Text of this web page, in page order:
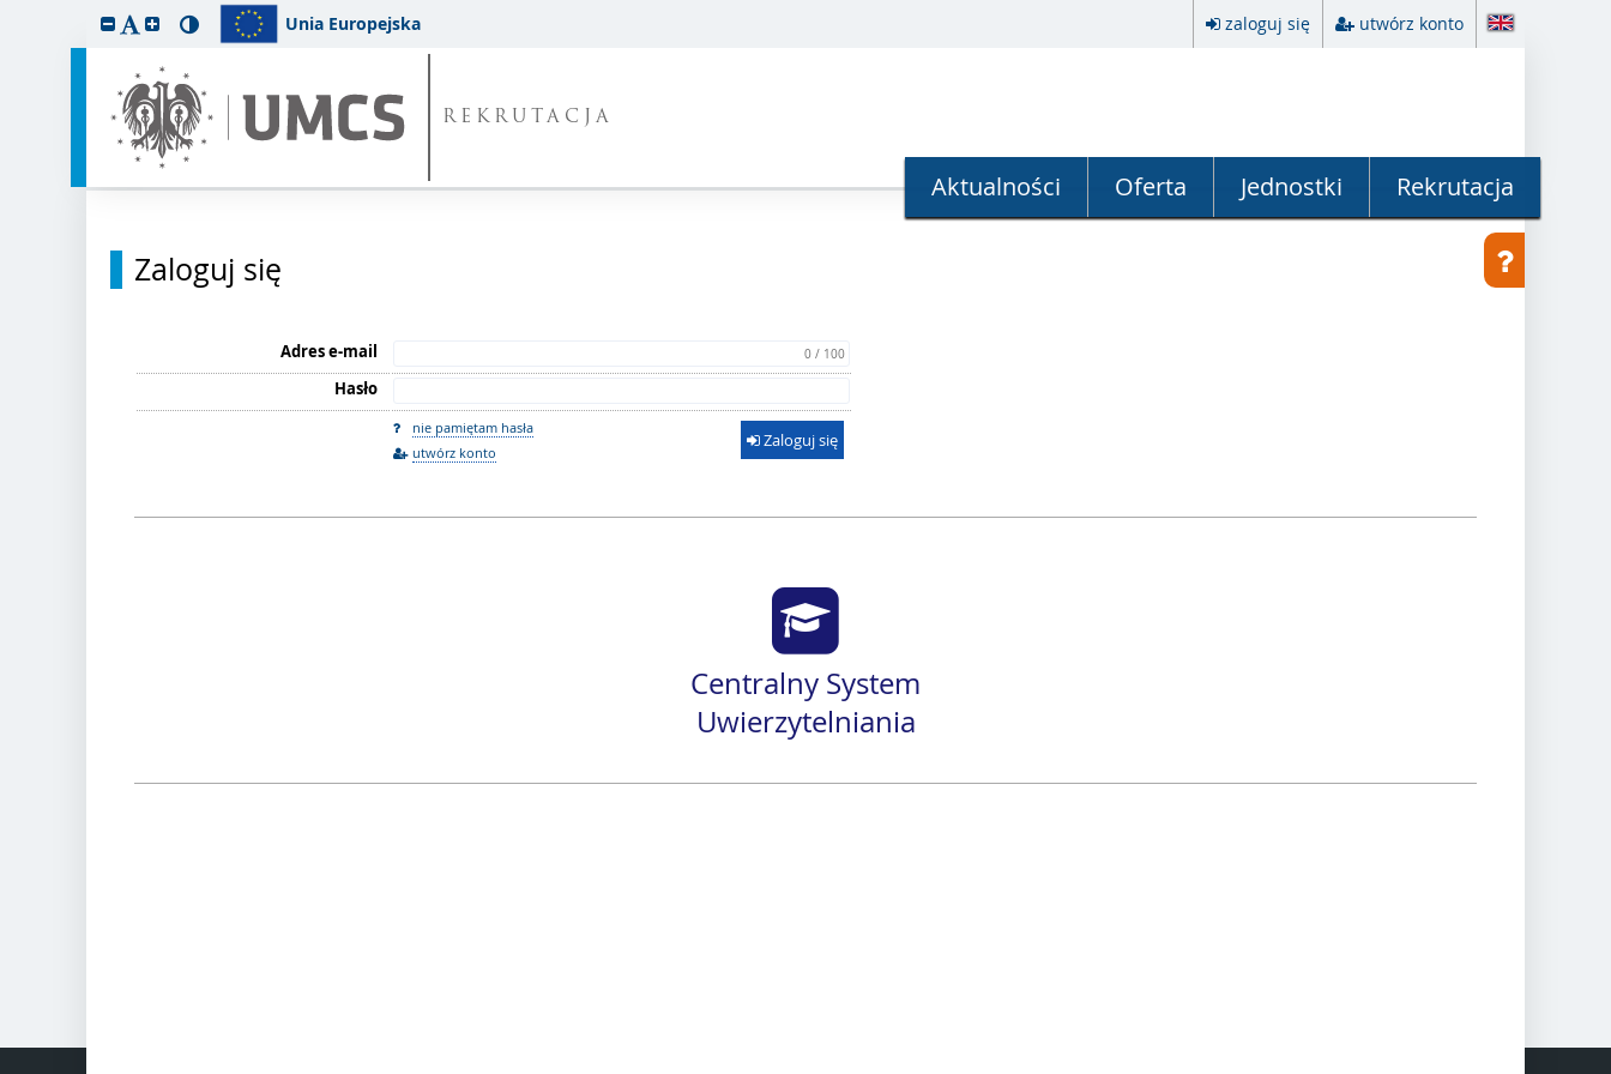
Unia Europejska zaloguj się utwórz konto
REKRUTACJA
Aktualności Oferta Jednostki Rekrutacja
Zaloguj się
Adres e-mail 0 / 100
Hasło
nie pamiętam hasła
utwórz konto
Zaloguj się
Centralny System
Uwierzytelniania